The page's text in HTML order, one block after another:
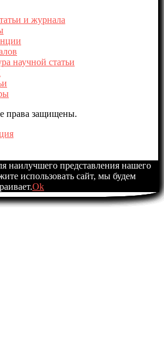
и журнала
научной статьи
права защищены.
наилучшего представления нашего
использовать сайт, мы будем
Ok